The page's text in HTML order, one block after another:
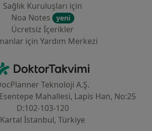
Sağlık Kuruluşları için
Noa Notes
yeni
Ücretsiz İçerikler
için Yardım Merkezi
DoktorTakvimi - Ana Sayfa
Teknoloji A.Ş.
Mahallesi, Lapis Han, No:25
D:102-103-120
Kartal İstanbul, Türkiye